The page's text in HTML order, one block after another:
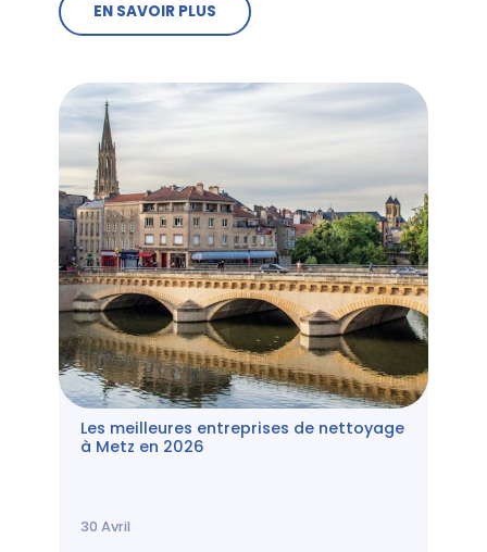
EN SAVOIR PLUS
Les meilleures entreprises de nettoyage
à Metz en 2026
30 Avril